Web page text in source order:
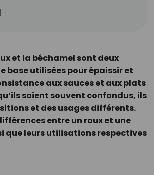
et la béchamel sont deux
base utilisées pour épaissir et
aux sauces et aux plats
soient souvent confondus, ils
et des usages différents.
entre un roux et une
que leurs utilisations respectives